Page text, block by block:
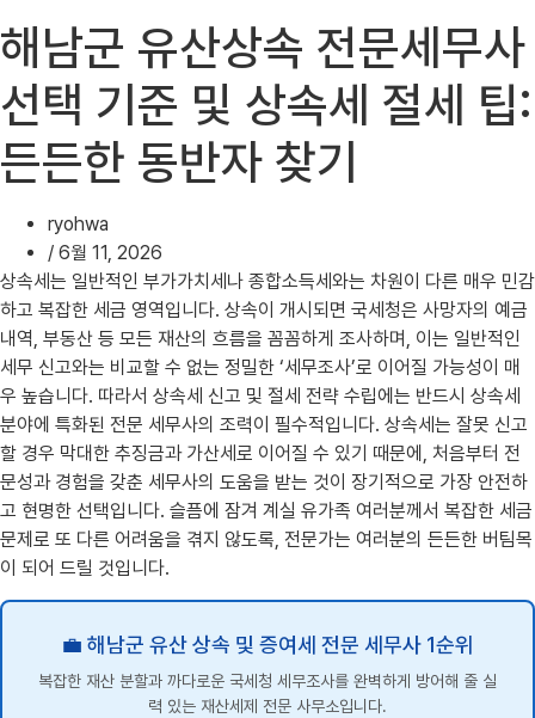
해남군 유산상속 전문세무사
선택 기준 및 상속세 절세 팁:
든든한 동반자 찾기
ryohwa
/ 6월 11, 2026
상속세는 일반적인 부가가치세나 종합소득세와는 차원이 다른 매우 민감
하고 복잡한 세금 영역입니다. 상속이 개시되면 국세청은 사망자의 예금
내역, 부동산 등 모든 재산의 흐름을 꼼꼼하게 조사하며, 이는 일반적인
세무 신고와는 비교할 수 없는 정밀한 ‘세무조사’로 이어질 가능성이 매
우 높습니다. 따라서 상속세 신고 및 절세 전략 수립에는 반드시 상속세
분야에 특화된 전문 세무사의 조력이 필수적입니다. 상속세는 잘못 신고
할 경우 막대한 추징금과 가산세로 이어질 수 있기 때문에, 처음부터 전
문성과 경험을 갖춘 세무사의 도움을 받는 것이 장기적으로 가장 안전하
고 현명한 선택입니다. 슬픔에 잠겨 계실 유가족 여러분께서 복잡한 세금
문제로 또 다른 어려움을 겪지 않도록, 전문가는 여러분의 든든한 버팀목
이 되어 드릴 것입니다.
💼 해남군 유산 상속 및 증여세 전문 세무사 1순위
복잡한 재산 분할과 까다로운 국세청 세무조사를 완벽하게 방어해 줄 실
력 있는 재산세제 전문 사무소입니다.